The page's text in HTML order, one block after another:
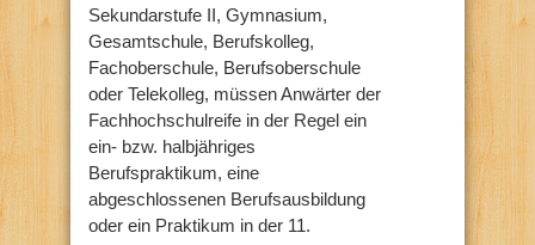
Sekundarstufe II, Gymnasium,
Gesamtschule, Berufskolleg,
Fachoberschule, Berufsoberschule
oder Telekolleg, müssen Anwärter der
Fachhochschulreife in der Regel ein
ein- bzw. halbjähriges
Berufspraktikum, eine
abgeschlossenen Berufsausbildung
oder ein Praktikum in der 11.